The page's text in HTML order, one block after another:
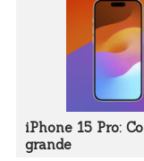
iPhone 15 Pro:
grande